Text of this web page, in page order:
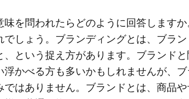
味を​問われたらどのように​回答します
でしょう。​ブランディングとは、​ブラ
と​いう​捉え方が​あります。​ブランドと​
浮かべる​方も​多いかもしれませんが、​
は​ありません。​ブランドとは、​商品や​